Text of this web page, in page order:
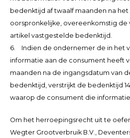
bedenktijd af twaalf maanden na
oorspronkelijke, overeenkomstig de
artikel vastgestelde bedenktijd.
6. Indien de ondernemer de in het
informatie aan de consument heeft
maanden na de ingangsdatum van
bedenktijd, verstrijkt de bedenktijd
waarop de consument die
Om het herroepingsrecht uit te
Wegter Grootverbruik B.V.,